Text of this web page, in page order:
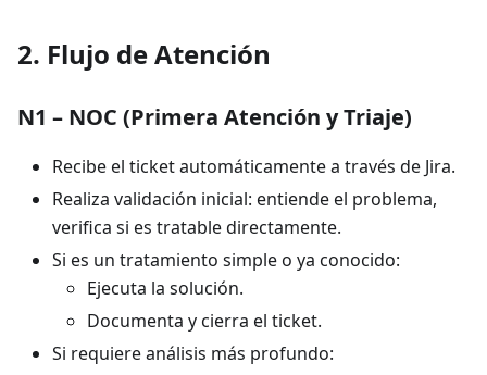
2. Flujo de Atención
N1 – NOC (Primera Atención y Triaje)
Recibe el ticket automáticamente a través de Jira.
Realiza validación inicial: entiende el problema,
verifica si es tratable directamente.
Si es un tratamiento simple o ya conocido:
Ejecuta la solución.
Documenta y cierra el ticket.
Si requiere análisis más profundo: